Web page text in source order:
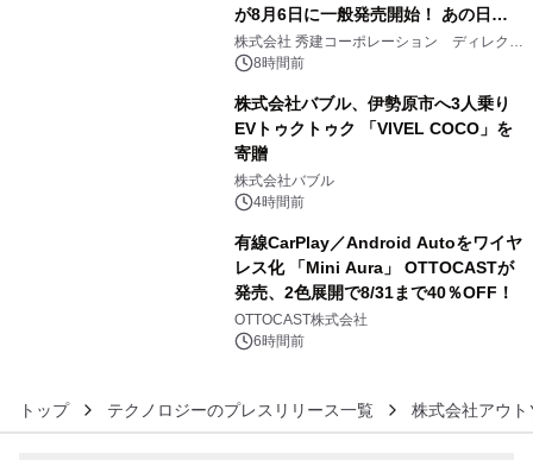
が8月6日に一般発売開始！ あの日の
大興奮が今甦る
株式会社 秀建コーポレーション ディレクト
アートギャラリー
8時間前
株式会社バブル、伊勢原市へ3人乗り
EVトゥクトゥク 「VIVEL COCO」を
寄贈
株式会社バブル
4時間前
有線CarPlay／Android Autoをワイヤ
レス化 「Mini Aura」 OTTOCASTが
発売、2色展開で8/31まで40％OFF！
OTTOCAST株式会社
6時間前
トップ テクノロジーのプレスリリース一覧 株式会社アウ